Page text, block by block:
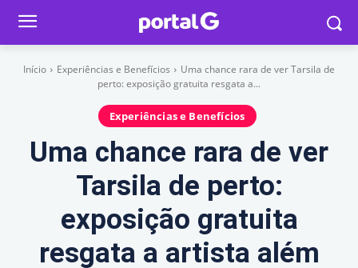
Início Experiências e Benefícios
Uma chance rara de ver Tarsila de
perto: exposição gratuita resgata a...
Experiências e Benefícios
Uma chance rara de ver
Tarsila de perto:
exposição gratuita
resgata a artista além